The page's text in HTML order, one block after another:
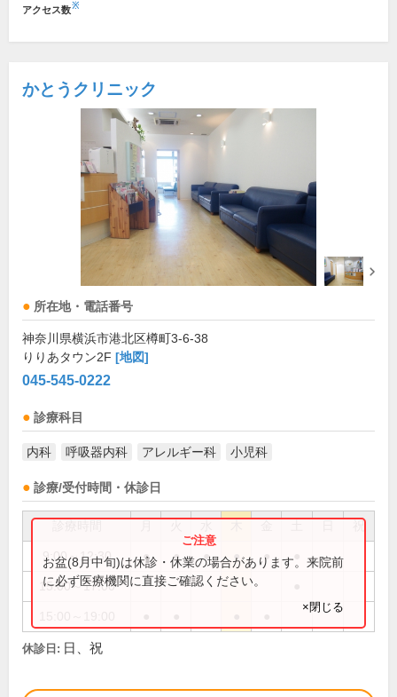
アクセス数※
かとうクリニック
所在地・電話番号
神奈川県横浜市港北区樽町3-6-38
りりあタウン2F [地図]
045-545-0222
診療科目
内科 呼吸器内科 アレルギー科 小児科
診療/受付時間・休診日
祝
9:00～12:30 ● ● ● ● ●
15:00～17:00
お盆(8月中旬)は休診・休業の場合があります。来院前
に必ず医療機関に直接ご確認ください。
×閉じる
休診日: 日、祝